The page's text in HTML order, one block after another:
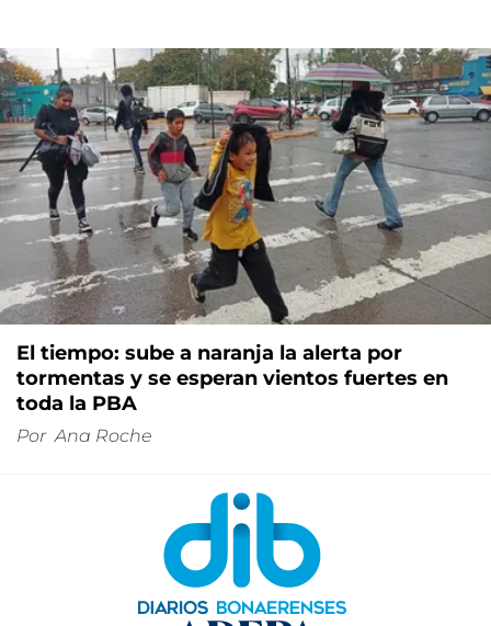
El tiempo: sube a naranja la alerta por
tormentas y se esperan vientos fuertes en
toda la PBA
Por Ana Roche